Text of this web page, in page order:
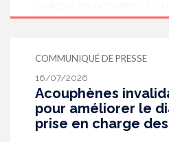
recommande en revanche
pour les autres
établissements de santé ou
établissements médicaux
personnes âgées, en
risque de grippe sévère,
prioritaire en Ehpad et en
COMMUNIQUÉ DE PRESSE
16/07/2026
Acouphènes
pour améliorer le
prise en charge